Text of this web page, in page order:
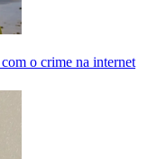
o crime na internet